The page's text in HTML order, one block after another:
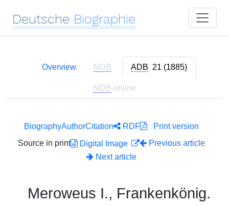
Deutsche Biographie
Overview NDB ADB 21 (1885)
NDB-online
BiographyAuthorCitation RDF
Print version
Source in print
Digital Image
Previous article
Next article
Meroweus I., Frankenkönig.